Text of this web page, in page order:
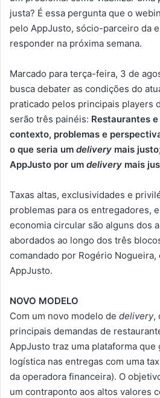
justa? É essa pergunta que o
pelo AppJusto, sócio-parceiro da
responder na próxima semana.
Marcado para terça-feira, 3 de
busca debater as condições do
praticado pelos principais players
serão três painéis: Restaurantes
contexto, problemas e
o que seria um delivery mais
AppJusto por um delivery mais
Taxas altas, exclusividades e
problemas para os entregadores,
economia circular são alguns dos
abordados ao longo dos três
comandado por Rogério
AppJusto.
NOVO MODELO
Com um novo modelo de delivery,
principais demandas de
AppJusto traz uma plataforma
logística nas entregas com uma
da operadora financeira). O
um contraponto aos altos valores